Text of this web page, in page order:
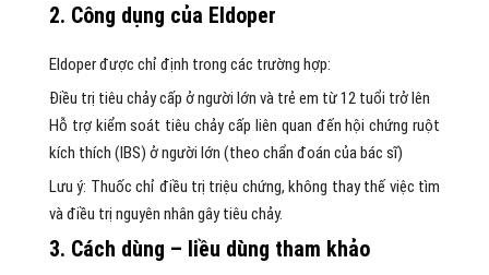
2. Công dụng của Eldoper
Eldoper được chỉ định trong các trường hợp:
Điều trị tiêu chảy cấp ở người lớn và trẻ em từ 12 tuổi trở lên
Hỗ trợ kiểm soát tiêu chảy cấp liên quan đến hội chứng ruột
kích thích (IBS) ở người lớn (theo chẩn đoán của bác sĩ)
Lưu ý: Thuốc chỉ điều trị triệu chứng, không thay thế việc tìm
và điều trị nguyên nhân gây tiêu chảy.
3. Cách dùng – liều dùng tham khảo